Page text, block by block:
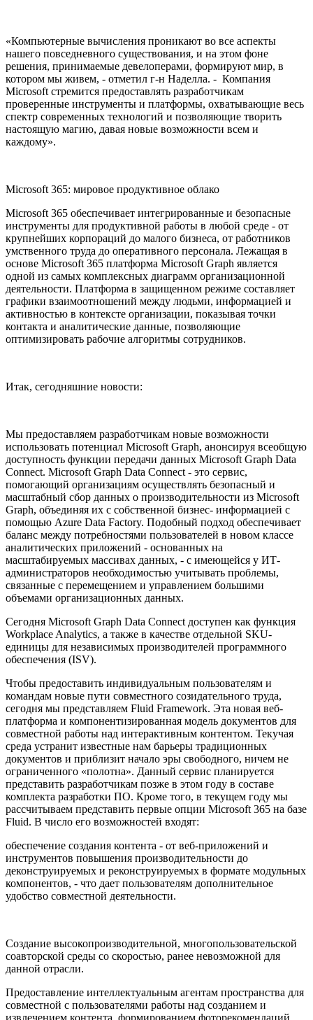
«Компьютерные вычисления проникают во все аспекты
нашего повседневного существования, и на этом фоне
решения, принимаемые девелоперами, формируют мир, в
котором мы живем, - отметил г-н Наделла. - Компания
Microsoft стремится предоставлять разработчикам
проверенные инструменты и платформы, охватывающие весь
спектр современных технологий и позволяющие творить
настоящую магию, давая новые возможности всем и
каждому».
Microsoft 365: мировое продуктивное облако
Microsoft 365 обеспечивает интегрированные и безопасные
инструменты для продуктивной работы в любой среде - от
крупнейших корпораций до малого бизнеса, от работников
умственного труда до оперативного персонала. Лежащая в
основе Microsoft 365 платформа Microsoft Graph является
одной из самых комплексных диаграмм организационной
деятельности. Платформа в защищенном режиме составляет
графики взаимоотношений между людьми, информацией и
активностью в контексте организации, показывая точки
контакта и аналитические данные, позволяющие
оптимизировать рабочие алгоритмы сотрудников.
Итак, сегодняшние новости:
Мы предоставляем разработчикам новые возможности
использовать потенциал Microsoft Graph, анонсируя всеобщую
доступность функции передачи данных Microsoft Graph Data
Connect. Microsoft Graph Data Connect - это сервис,
помогающий организациям осуществлять безопасный и
масштабный сбор данных о производительности из Microsoft
Graph, объединяя их с собственной бизнес- информацией с
помощью Azure Data Factory. Подобный подход обеспечивает
баланс между потребностями пользователей в новом классе
аналитических приложений - основанных на
масштабируемых массивах данных, - с имеющейся у ИТ-
администраторов необходимостью учитывать проблемы,
связанные с перемещением и управлением большими
объемами организационных данных.
Сегодня Microsoft Graph Data Connect доступен как функция
Workplace Analytics, а также в качестве отдельной SKU-
единицы для независимых производителей программного
обеспечения (ISV).
Чтобы предоставить индивидуальным пользователям и
командам новые пути совместного созидательного труда,
сегодня мы представляем Fluid Framework. Эта новая веб-
платформа и компонентизированная модель документов для
совместной работы над интерактивным контентом. Текучая
среда устранит известные нам барьеры традиционных
документов и приблизит начало эры свободного, ничем не
ограниченного «полотна». Данный сервис планируется
представить разработчикам позже в этом году в составе
комплекта разработки ПО. Кроме того, в текущем году мы
рассчитываем представить первые опции Microsoft 365 на базе
Fluid. В число его возможностей входят:
обеспечение создания контента - от веб-приложений и
инструментов повышения производительности до
деконструируемых и реконструируемых в формате модульных
компонентов, - что дает пользователям дополнительное
удобство совместной деятельности.
Создание высокопроизводительной, многопользовательской
соавторской среды со скоростью, ранее невозможной для
данной отрасли.
Предоставление интеллектуальным агентам пространства для
совместной с пользователями работы над созданием и
извлечением контента, формированием фоторекомендаций,